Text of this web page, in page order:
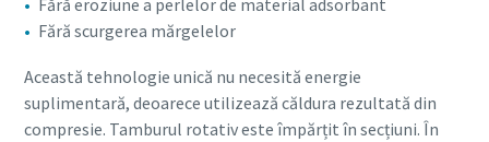
Fără scurgerea mărgelelor ​
Această tehnologie unică nu necesită energie
suplimentară, deoarece utilizează căldura rezultată din
compresie. Tamburul rotativ este împărțit în secțiuni. În